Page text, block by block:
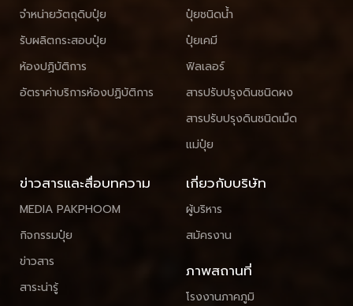
จำหน่ายวัตถุดิบปุ๋ย
รับผลิตกระสอบปุ๋ย
ห้องปฏิบัติการ
อัตราค่าบริการห้องปฏิบัติการ
ปุ๋ยชนิดน้ำ
ปุ๋ยเคมี
ฟิลเลอร์
สารปรับปรุงดินชนิดผง
สารปรับปรุงดินชนิดเม็ด
แม่ปุ๋ย
ข่าวสารและสื่อบทความ
MEDIA PAKPHOOM
กิจกรรมปุ๋ย
ข่าวสาร
สาระน่ารู้
เกี่ยวกับบริษัท
ผู้บริหาร
สมัครงาน
ภาพสถานที่
โรงงานภาคภูมิ